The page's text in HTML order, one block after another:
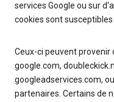
services Google ou sur
cookies sont
Ceux-ci peuvent
google.com,
googleadservices.com,
partenaires. Certains de